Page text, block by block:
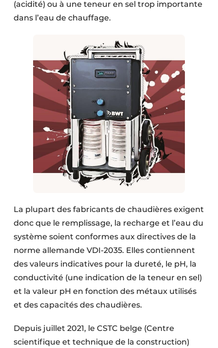
(acidité) ou à une teneur en sel trop importante
dans l’eau de chauffage.
La plupart des fabricants de chaudières exigent
donc que le remplissage, la recharge et l’eau du
système soient conformes aux directives de la
norme allemande VDI-2035. Elles contiennent
des valeurs indicatives pour la dureté, le pH, la
conductivité (une indication de la teneur en sel)
et la valeur pH en fonction des métaux utilisés
et des capacités des chaudières.
Depuis juillet 2021, le CSTC belge (Centre
scientifique et technique de la construction)